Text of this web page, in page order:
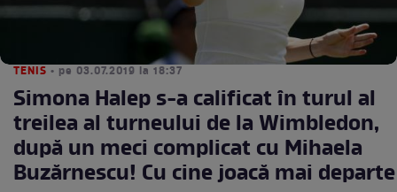
TENIS • pe 03.07.2019 la 18:37
Simona Halep s-a calificat în turul al
treilea al turneului de la Wimbledon,
după un meci complicat cu Mihaela
Buzărnescu! Cu cine joacă mai departe